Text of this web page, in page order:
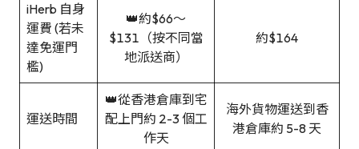
iHerb 自身
運費 (若未
達免運門
檻)
👑約$66～
$131（按不同當
地派送商）
約$164
運送時間
👑從香港倉庫到宅
配上門約 2-3 個工
作天
海外貨物運送到香
港倉庫約 5-8 天